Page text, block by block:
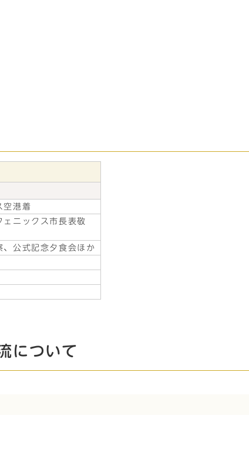
空港着
ェニックス市長表敬
公式記念夕食会ほか
について